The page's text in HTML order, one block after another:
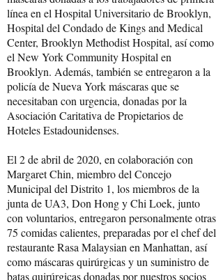
línea en el Hospital Universitario de Brooklyn,
Hospital del Condado de Kings and Medical
Center, Brooklyn Methodist Hospital, así como
el New York Community Hospital en
Brooklyn. Además, también se entregaron a la
policía de Nueva York máscaras que se
necesitaban con urgencia, donadas por la
Asociación Caritativa de Propietarios de
Hoteles Estadounidenses.
El 2 de abril de 2020, en colaboración con
Margaret Chin, miembro del Concejo
Municipal del Distrito 1, los miembros de la
junta de UA3, Don Hong y Chi Loek, junto
con voluntarios, entregaron personalmente otras
75 comidas calientes, preparadas por el chef del
restaurante Rasa Malaysian en Manhattan, así
como máscaras quirúrgicas y un suministro de
batas quirúrgicas donadas por nuestros socios